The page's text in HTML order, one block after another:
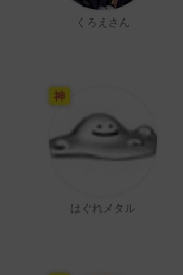
くろえさん
神
はぐれメタル